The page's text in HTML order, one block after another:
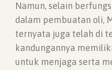
Namun, selain
dalam pembuatan oli,
ternyata juga telah di
kandungannya
untuk menjaga serta